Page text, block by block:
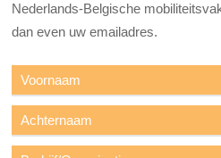
Nederlands-Belgische
dan even uw emailadres.